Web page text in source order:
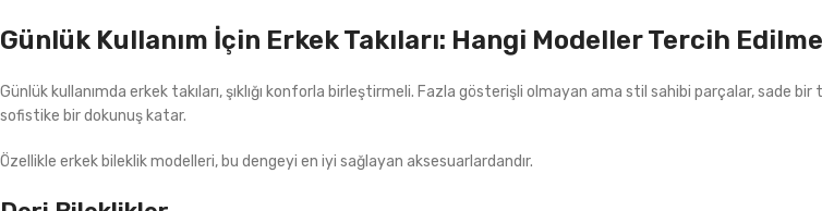
Günlük Kullanım İçin Erkek Takıları: Hangi Modeller Tercih
Günlük kullanımda erkek takıları, şıklığı konforla birleştirmeli. Fazla gösterişli olmayan ama stil sahibi parçalar, sade
sofistike bir dokunuş katar.
Özellikle erkek bileklik modelleri, bu dengeyi en iyi sağlayan aksesuarlardandır.